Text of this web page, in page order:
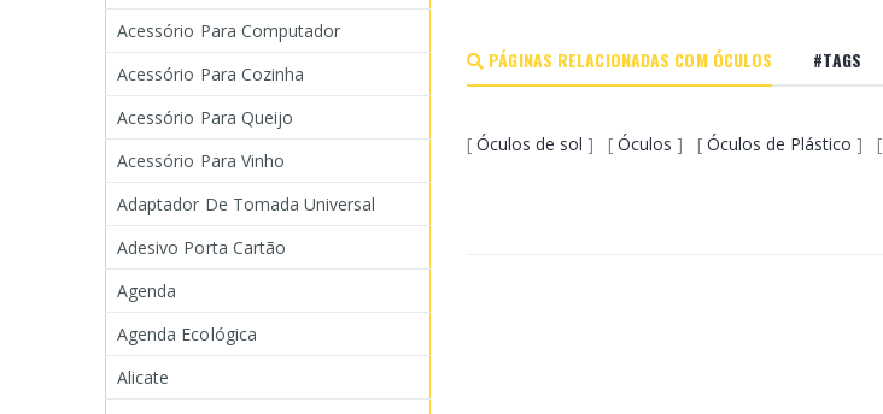
PÁGINAS RELACIONADAS COM ÓCULOS #TAGS
[ Óculos de sol ] [ Óculos ] [ Óculos de Plástico ] [
Acessório Para Computador
Acessório Para Cozinha
Acessório Para Queijo
Acessório Para Vinho
Adaptador De Tomada Universal
Adesivo Porta Cartão
Agenda
Agenda Ecológica
Alicate